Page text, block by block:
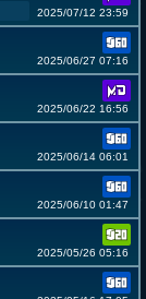
2025/07/12 23:59
2025/06/27 07:16
2025/06/22 16:56
2025/06/14 06:01
2025/06/10 01:47
2025/05/26 05:16